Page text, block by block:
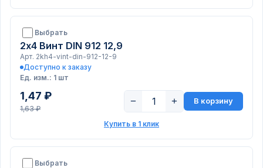
Выбрать
2х4 Винт DIN 912 12,9
Арт. 2kh4-vint-din-912-12-9
Доступно к заказу
Ед. изм.: 1 шт
1,47 ₽
1,63 ₽
− + В корзину
Купить в 1 клик
Выбрать